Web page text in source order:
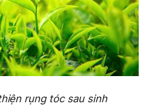
rụng tóc sau sinh